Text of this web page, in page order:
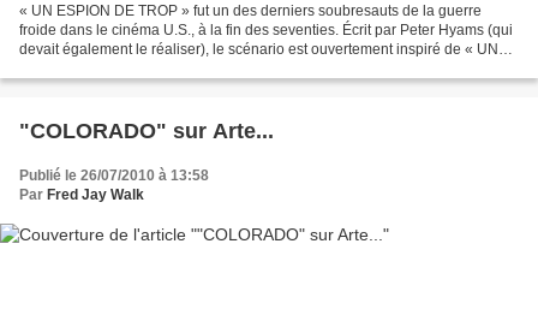
« UN ESPION DE TROP » fut un des derniers soubresauts de la guerre
froide dans le cinéma U.S., à la fin des seventies. Écrit par Peter Hyams (qui
devait également le réaliser), le scénario est ouvertement inspiré de « UN
"COLORADO" sur Arte...
Publié le 26/07/2010 à 13:58
Par Fred Jay Walk